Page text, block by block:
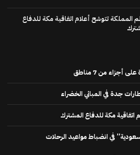
المملكة تتوشح أعلام اتفاقية مكة للدفاع
من 7 مناطق
جدة في المباني الخضراء
اتفاقية مكة للدفاع المشترك
في انضباط مواعيد الرحلات